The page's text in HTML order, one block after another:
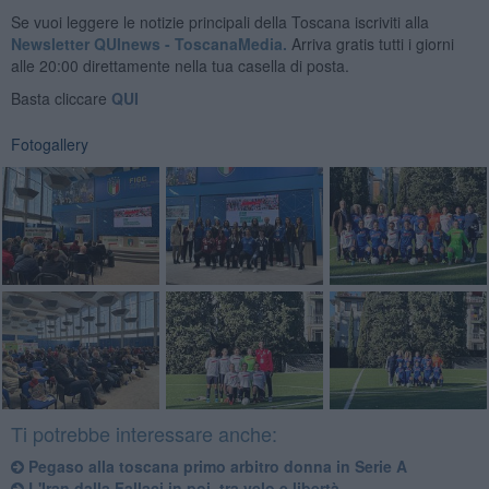
Se vuoi leggere le notizie principali della Toscana iscriviti alla
Newsletter QUInews - ToscanaMedia. Arriva gratis tutti i giorni
alle 20:00 direttamente nella tua casella di posta.
Basta cliccare QUI
Fotogallery
Ti potrebbe interessare anche:
Pegaso alla toscana primo arbitro donna in Serie A